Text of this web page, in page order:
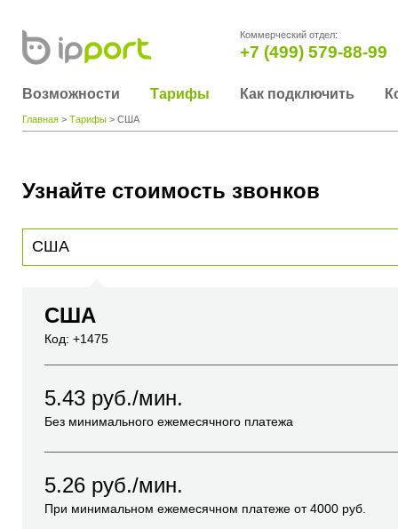
Коммерческий отдел:
+7 (499) 579-88-99
Возможности Тарифы Как подключить
Главная > Тарифы > США
Узнайте стоимость звонков
США
Код: +1475
5.43 руб./мин.
Без минимального ежемесячного платежа
5.26 руб./мин.
При минимальном ежемесячном платеже от4000 руб.